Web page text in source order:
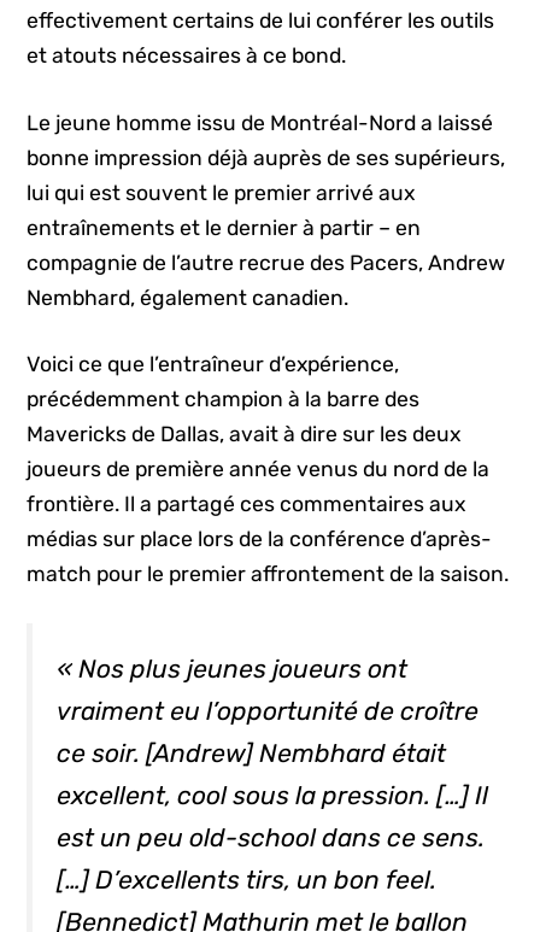
effectivement certains de lui conférer les outils
et atouts nécessaires à ce bond.
Le jeune homme issu de Montréal-Nord a laissé
bonne impression déjà auprès de ses supérieurs,
lui qui est souvent le premier arrivé aux
entraînements et le dernier à partir – en
compagnie de l’autre recrue des Pacers, Andrew
Nembhard, également canadien.
Voici ce que l’entraîneur d’expérience,
précédemment champion à la barre des
Mavericks de Dallas, avait à dire sur les deux
joueurs de première année venus du nord de la
frontière. Il a partagé ces commentaires aux
médias sur place lors de la conférence d’après-
match pour le premier affrontement de la saison.
« Nos plus jeunes joueurs ont
vraiment eu l’opportunité de croître
ce soir. [Andrew] Nembhard était
excellent,coolsous la pression. […] Il
est un peuold-schooldans ce sens.
[…] D’excellents tirs, un bon feel.
[Bennedict] Mathurin met le ballon